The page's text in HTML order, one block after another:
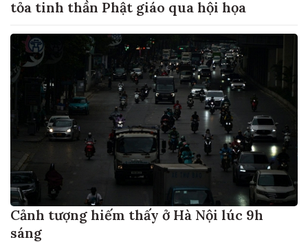
tỏa tinh thần Phật giáo qua hội họa
Cảnh tượng hiếm thấy ở Hà Nội lúc 9h
sáng